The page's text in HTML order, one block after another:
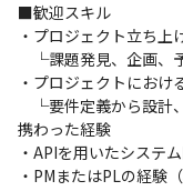
└企業買収に伴うシス
└各種申請ワークフロ
※アサインはご経験や
■技術環境（全社共通
▼クラウドインフラ
AWS, Google Cloud,
▼ネットワーク
■歓迎スキル
・プロジェクト立ち上
└課題発見、企画、
・プロジェクトにお
└要件定義から設計
携わった経験
・APIを用いたシステ
・PMまたはPLの経験（